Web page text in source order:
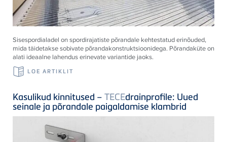
Sisespordialadel on spordirajatiste põrandale kehtestatud erinõuded,
mida täidetakse sobivate põrandakonstruktsioonidega. Põrandaküte on
alati ideaalne lahendus erinevate variantide jaoks.
LOE ARTIKLIT
Kasulikud kinnitused – TECEdrainprofile: Uued
seinale ja põrandale paigaldamise klambrid